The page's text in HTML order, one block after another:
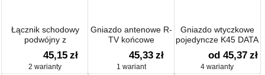
Łącznik schodowy
podwójny z
podświetleniem LED
10AX
45,15 zł
2 warianty
Gniazdo antenowe R-
TV końcowe
separowane
45,33 zł
1 wariant
Gniazdo wtyczkowe
pojedyncze K45 DATA
SCHUKO z
sygnalizacją napięcia
16A 250V zaciski
od 45,37 zł
4 warianty